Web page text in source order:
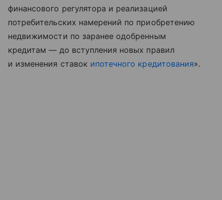
финансового регулятора и реализацией
потребительских намерений по приобретению
недвижимости по заранее одобренным
кредитам — до вступления новых правил
и изменения ставок ипотечного кредитования».